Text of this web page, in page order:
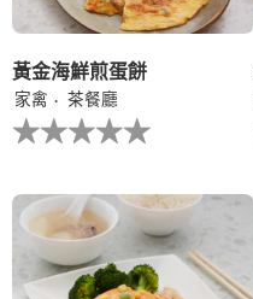
黃金海鮮煎蛋餅
家禽
茶餐廳
没
有
个
recipe
评